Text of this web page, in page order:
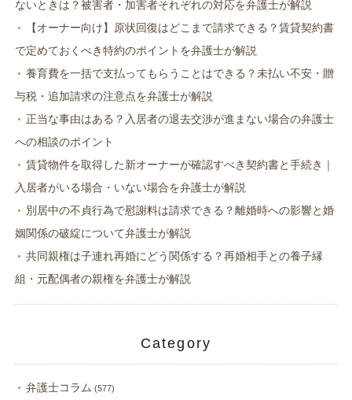
ないときは？被害者・加害者それぞれの対応を弁護士が解説
【オーナー向け】原状回復はどこまで請求できる？賃貸契約書
で定めておくべき特約のポイントを弁護士が解説
養育費を一括で支払ってもらうことはできる？未払い不安・贈
与税・追加請求の注意点を弁護士が解説
正当な事由はある？入居者の退去交渉が進まない場合の弁護士
への相談のポイント
賃貸物件を取得した新オーナーが確認すべき契約書と手続き｜
入居者がいる場合・いない場合を弁護士が解説
別居中の不貞行為で慰謝料は請求できる？離婚時への影響と婚
姻関係の破綻について弁護士が解説
共同親権は子連れ再婚にどう関係する？再婚相手との養子縁
組・元配偶者の親権を弁護士が解説
Category
弁護士コラム (577)